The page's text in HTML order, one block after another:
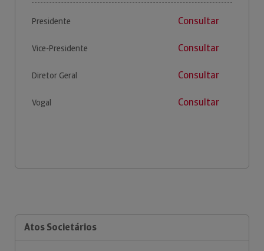
Presidente Consultar
Vice-Presidente Consultar
Diretor Geral Consultar
Vogal Consultar
Atos Societários